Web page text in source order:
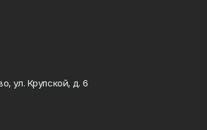
ул. Крупской, д. 6